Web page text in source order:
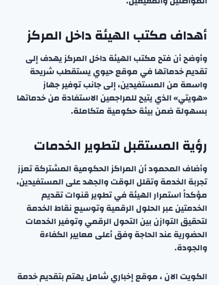
أهداف مكتب الهيئة داخل المركز
وأوضح أن فتح مكتب الهيئة داخل المركز يهدف إلى
تقديم خدماتها في موقع حيوي يستقطب شريحة
واسعة من المستفيدين، إلى جانب توفير جهاز
«هويتي» الذي يتيح للمراجعين الاستفادة من خدماتها
بسهولة ضمن بيئة حكومية متكاملة.
رؤية المستقبل لتطوير الخدمات
وأضاف المحمود أن المراكز الحكومية المشتركة تعزز
تجربة الخدمة وتقلل الوقت والجهد على المستفيدين،
مؤكداً استمرار الهيئة في تطوير قنوات تقديم
الخدمتين عبر الحلول الرقمية وتوسيع نقاط الخدمة
لتحقيق التوازن بين التحول الرقمي وتوفير الخدمات
الحضورية عند الحاجة وفق أعلى معايير الكفاءة
والجودة.
الكويت الان ، موقع إخباري شامل يهتم بتقديم خدمة